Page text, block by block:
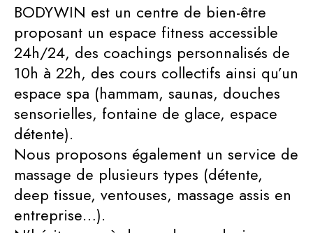
BODYWIN est un centre de bien-être
proposant un espace fitness accessible
24h/24, des coachings personnalisés de
10h à 22h, des cours collectifs ainsi qu’un
espace spa (hammam, saunas, douches
sensorielles, fontaine de glace, espace
détente).
Nous proposons également un service de
massage de plusieurs types (détente,
deep tissue, ventouses, massage assis en
entreprise…).